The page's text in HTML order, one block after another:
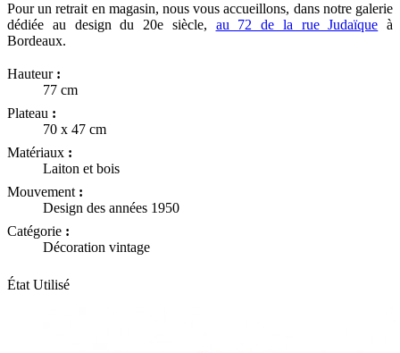
Pour un retrait en magasin, nous vous accueillons, dans notre galerie
dédiée au design du 20e siècle, au 72 de la rue Judaïque à
Bordeaux.
Hauteur :
77 cm
Plateau :
70 x 47 cm
Matériaux :
Laiton et bois
Mouvement :
Design des années 1950
Catégorie :
Décoration vintage
État Utilisé